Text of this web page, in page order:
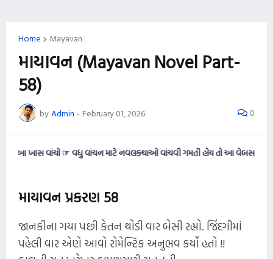
Home Mayavan
માયાવન (Mayavan Novel Part-
58)
byAdmin - February 01, 2026 0
વાંચો ☞ વધુ વાંચન માટે નવલકથાઓ વાંચવી ગમતી હોય તો આ વેબસાઈટને નીચે સુધી
માયાવન પ્રકરણ 58
જાનકીના ગયા પછી કેતન થોડી વાર બેસી રહ્યો. જિંદગીમાં
પહેલી વાર એણે આવો રોમેન્ટિક અનુભવ કર્યો હતો !!